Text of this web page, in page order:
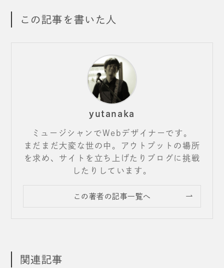
この記事を書いた人
yutanaka
ミュージシャンでWebデザイナーです。
まだまだ大変な世の中。アウトプットの場所
を求め、サイトを立ち上げたりブログに挑戦
したりしています。
この著者の記事一覧へ
関連記事